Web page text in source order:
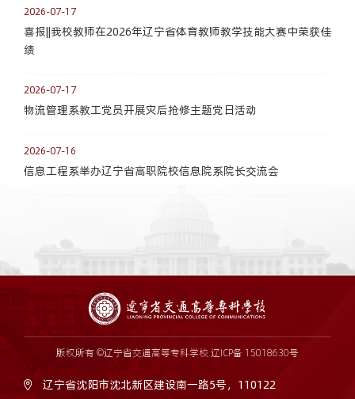
2026-07-17
喜报||我校教师在2026年辽宁省体育教师教学技能大赛中荣获佳
绩
2026-07-17
物流管理系教工党员开展灾后抢修主题党日活动
2026-07-16
信息工程系举办辽宁省高职院校信息院系院长交流会
版权所有 ©辽宁省交通高等专科学校辽ICP备 15018630号
辽宁省沈阳市沈北新区建设南一路5号，110122